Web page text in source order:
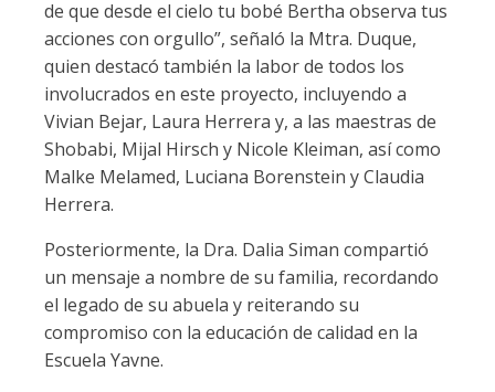
de que desde el cielo tu bobé Bertha observa tus
acciones con orgullo”, señaló la Mtra. Duque,
quien destacó también la labor de todos los
involucrados en este proyecto, incluyendo a
Vivian Bejar, Laura Herrera y, a las maestras de
Shobabi, Mijal Hirsch y Nicole Kleiman, así como
Malke Melamed, Luciana Borenstein y Claudia
Herrera.
Posteriormente, la Dra. Dalia Siman compartió
un mensaje a nombre de su familia, recordando
el legado de su abuela y reiterando su
compromiso con la educación de calidad en la
Escuela Yavne.